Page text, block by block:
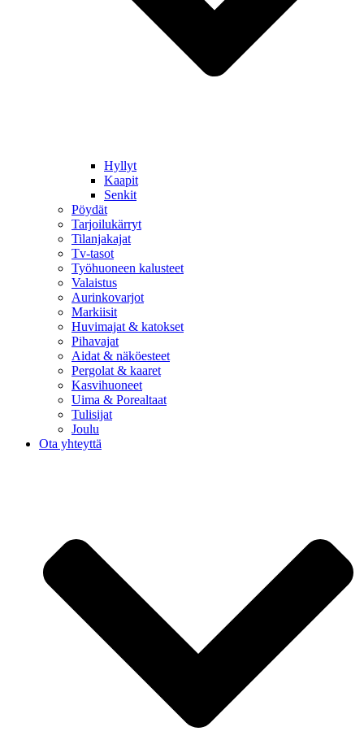
Hyllyt
Kaapit
Senkit
Pöydät
Tarjoilukärryt
Tilanjakajat
Tv-tasot
Työhuoneen kalusteet
Valaistus
Aurinkovarjot
Markiisit
Huvimajat & katokset
Pihavajat
Aidat & näköesteet
Pergolat & kaaret
Kasvihuoneet
Uima & Porealtaat
Tulisijat
Joulu
Ota yhteyttä